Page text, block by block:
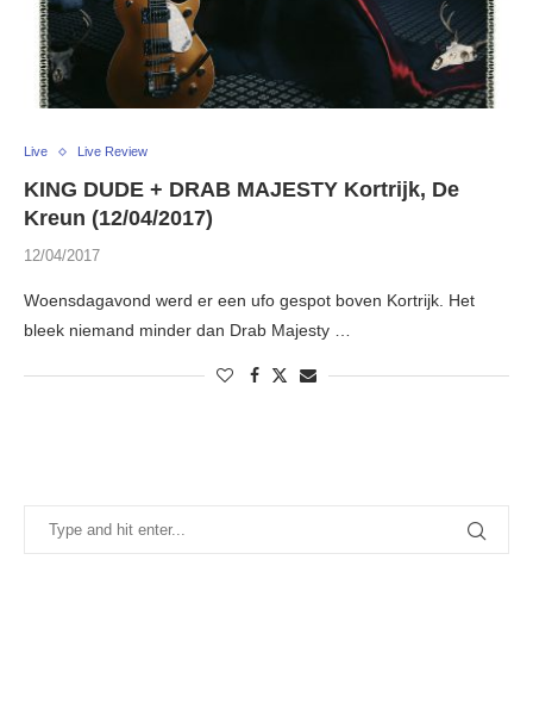
Live Live Review
KING DUDE + DRAB MAJESTY Kortrijk, De
Kreun (12/04/2017)
12/04/2017
Woensdagavond werd er een ufo gespot boven Kortrijk. Het
bleek niemand minder dan Drab Majesty …